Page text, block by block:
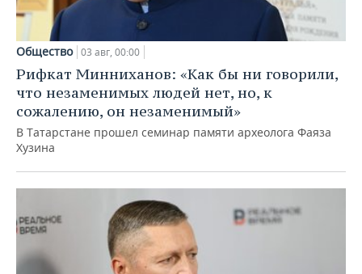
Общество 03 авг, 00:00
Рифкат Минниханов: «Как бы ни говорили,
что незаменимых людей нет, но, к
сожалению, он незаменимый»
В Татарстане прошел семинар памяти археолога Фаяза
Хузина